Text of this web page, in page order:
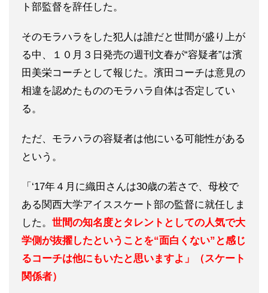
ト部監督を辞任した。
そのモラハラをした犯人は誰だと世間が盛り上が
る中、１０月３日発売の週刊文春が“容疑者”は濱
田美栄コーチとして報じた。濱田コーチは意見の
相違を認めたもののモラハラ自体は否定してい
る。
ただ、モラハラの容疑者は他にいる可能性がある
という。
「‘17年４月に織田さんは30歳の若さで、母校で
ある関西大学アイススケート部の監督に就任しま
した。 世間の知名度とタレントとしての人気で大
学側が抜擢したということを“面白くない”と感じ
るコーチは他にもいたと思いますよ」（スケート
関係者）